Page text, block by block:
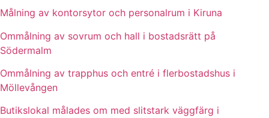
Målning av kontorsytor och personalrum i Kiruna
Ommålning av sovrum och hall i bostadsrätt på
Södermalm
Ommålning av trapphus och entré i flerbostadshus i
Möllevången
Butikslokal målades om med slitstark väggfärg i